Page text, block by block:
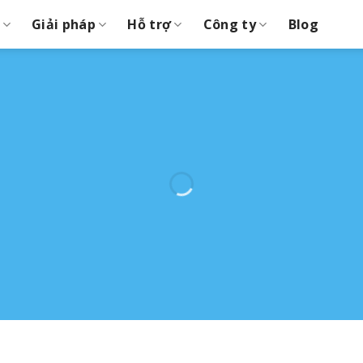
Giải pháp Hỗ trợ Công ty Blog